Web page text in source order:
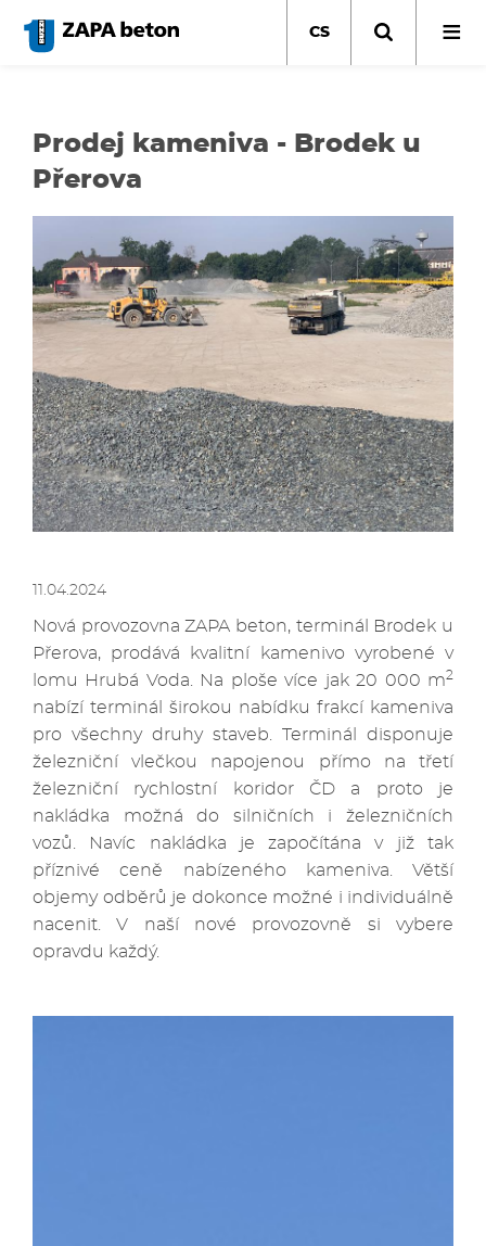
hlavnímu
CS
Prodej kameniva - Brodek u
Přerova
11.04.2024
Nová provozovna ZAPA beton, terminál Brodek u
Přerova, prodává kvalitní kamenivo vyrobené v
lomu Hrubá Voda. Na ploše více jak 20 000 m2
nabízí terminál širokou nabídku frakcí kameniva
pro všechny druhy staveb. Terminál disponuje
železniční vlečkou napojenou přímo na třetí
železniční rychlostní koridor ČD a proto je
nakládka možná do silničních i železničních
vozů. Navíc nakládka je započítána v již tak
příznivé ceně nabízeného kameniva. Větší
objemy odběrů je dokonce možné i individuálně
nacenit. V naší nové provozovně si vybere
opravdu každý.